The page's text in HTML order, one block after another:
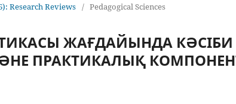
Research Reviews / Pedagogical Sciences
ЖАҒДАЙЫНДА
ПРАКТИКАЛЫҚ